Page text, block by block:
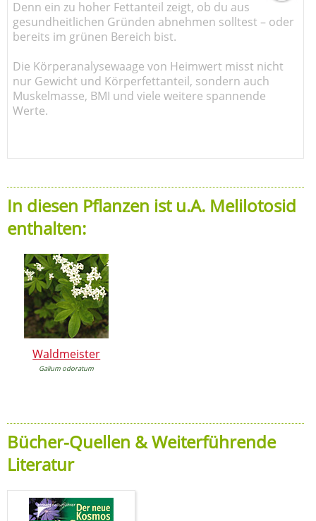
Denn ein zu hoher Fettanteil zeigt, ob du aus
gesundheitlichen Gründen abnehmen solltest – oder
bereits im grünen Bereich bist.
Die Körperanalysewaage von Heimwert misst nicht
nur Gewicht und Körperfettanteil, sondern auch
Muskelmasse, BMI und viele weitere spannende
Werte.
In diesen Pflanzen ist u.A. Melilotosid
enthalten:
Waldmeister
Galium odoratum
Bücher-Quellen & Weiterführende
Literatur